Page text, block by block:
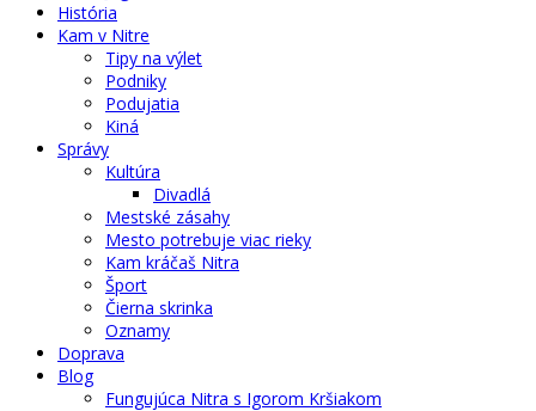
História
Kam v Nitre
Tipy na výlet
Podniky
Podujatia
Kiná
Správy
Kultúra
Divadlá
Mestské zásahy
Mesto potrebuje viac rieky
Kam kráčaš Nitra
Šport
Čierna skrinka
Oznamy
Doprava
Blog
Fungujúca Nitra s Igorom Kršiakom